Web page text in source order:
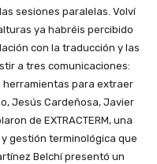
sesiones paralelas. Volví
ya habréis percibido
con la traducción y las
a tres comunicaciones:
para extraer
Jesús Cardeñosa, Javier
de EXTRACTERM, una
gestión terminológica que
Belchí presentó un